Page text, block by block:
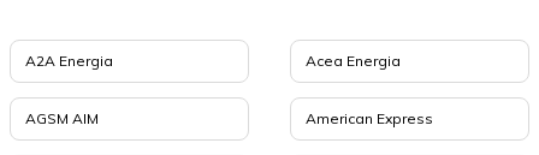
A2A Energia Acea Energia
AGSM AIM American Express